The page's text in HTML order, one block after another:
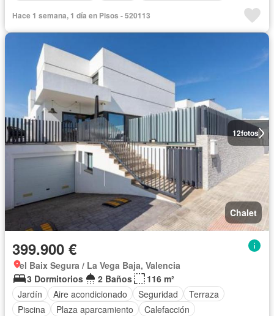
Hace 1 semana, 1 día en Pisos - 520113
12fotos
Chalet
399.900 €
el Baix Segura / La Vega Baja, Valencia
3 Dormitorios
2 Baños
116 m²
Jardín
Aire acondicionado Seguridad
Terraza
Piscina
Plaza aparcamiento
Calefacción